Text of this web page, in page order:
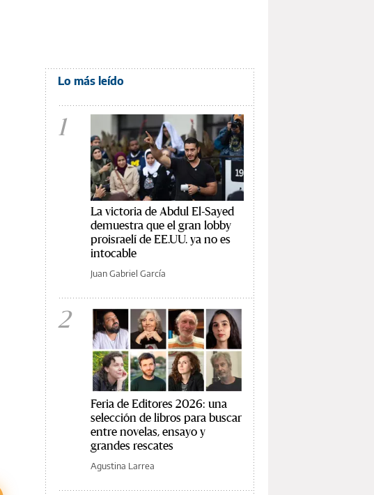
Lo más leído
1
La victoria de Abdul El-Sayed
demuestra que el gran lobby
proisraelí de EE.UU. ya no es
intocable
Juan Gabriel García
2
Feria de Editores 2026: una
selección de libros para buscar
entre novelas, ensayo y
grandes rescates
Agustina Larrea